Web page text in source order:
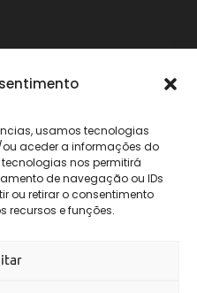
usamos tecnologias
aceder a informações do
nos permitirá
de navegação ou IDs
ou retirar o consentimento
recursos e funções.
rede móvel nacional)